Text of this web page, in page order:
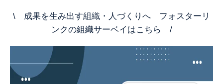
\ 成果を生み出す組織・人づくりへ フォスターリ
ンクの組織サーベイはこちら /